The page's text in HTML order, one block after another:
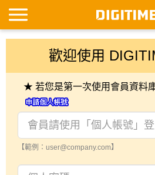
歡迎使用
★ 若您是第一次使用會員資料
【範例：user@company.com】